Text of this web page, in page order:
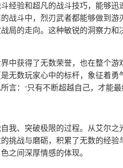
经验和超凡的战斗技巧，能够迅
战斗中，烈刃武者都能够做到游
局的走向。这种敏锐的洞察力和
中获得了无数荣誉，也在整个游
无数玩家心中的标杆，象征着勇
言：“只有不断超越自己，才能
我、突破极限的过程。从艾尔之
挑战与磨砺，积累了无数的经验
之间深厚情感的体现。